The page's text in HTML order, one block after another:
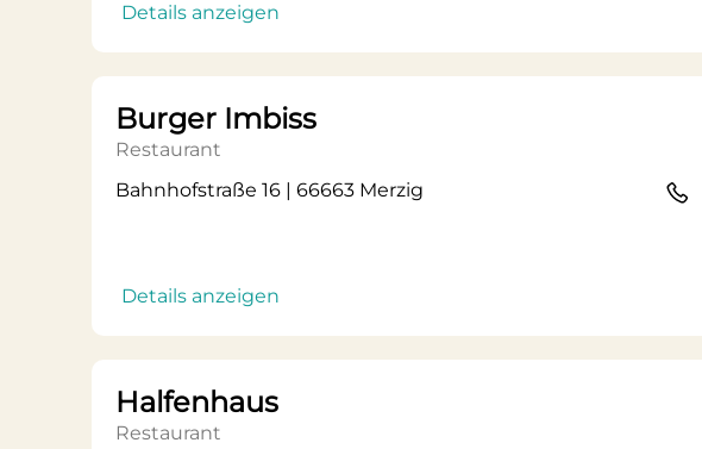
Details anzeigen
Burger Imbiss
Restaurant
Bahnhofstraße 16 | 66663 Merzig
Details anzeigen
Halfenhaus
Restaurant